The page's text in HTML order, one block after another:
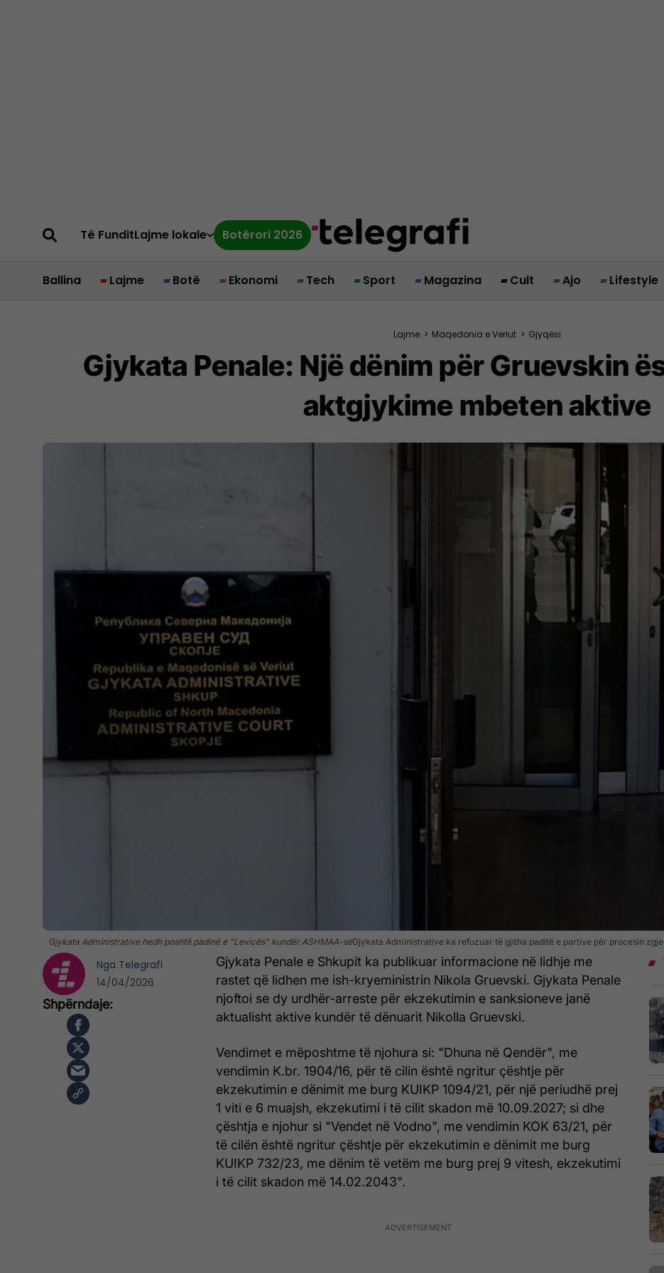
Të FunditLajme lokale Botërori 2026
Ballina Lajme Botë Ekonomi Tech Sport Magazina Cult Ajo Lifestyle
Lajme > Maqedonia e Veriut > Gjyqësi
Gjykata Penale: Një dënim për Gruevskin
aktgjykime mbeten aktive
Gjykata Administrative hedh poshtë padinë e "Levicës" kundër ASHMAA-sëGjykata Administrative ka refuzuar të gjitha paditë e partive për procesin
Gjykata Penale e Shkupit ka publikuar informacione në lidhje me
rastet që lidhen me ish-kryeministrin Nikola Gruevski. Gjykata Penale
njoftoi se dy urdhër-arreste për ekzekutimin e sanksioneve janë
aktualisht aktive kundër të dënuarit Nikolla Gruevski.
Vendimet e mëposhtme të njohura si: "Dhuna në Qendër", me
vendimin K.br. 1904/16, për të cilin është ngritur çështje për
ekzekutimin e dënimit me burg KUIKP 1094/21, për një periudhë prej
1 viti e 6 muajsh, ekzekutimi i të cilit skadon më 10.09.2027; si dhe
çështja e njohur si "Vendet në Vodno", me vendimin KOK 63/21, për
të cilën është ngritur çështje për ekzekutimin e dënimit me burg
KUIKP 732/23, me dënim të vetëm me burg prej 9 vitesh, ekzekutimi
i të cilit skadon më 14.02.2043".
Nga Telegrafi
14/04/2026